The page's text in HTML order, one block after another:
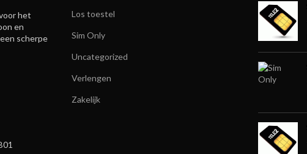
het
en
scherpe
Los toestel
Sim Only
Uncategorized
Verlengen
Zakelijk